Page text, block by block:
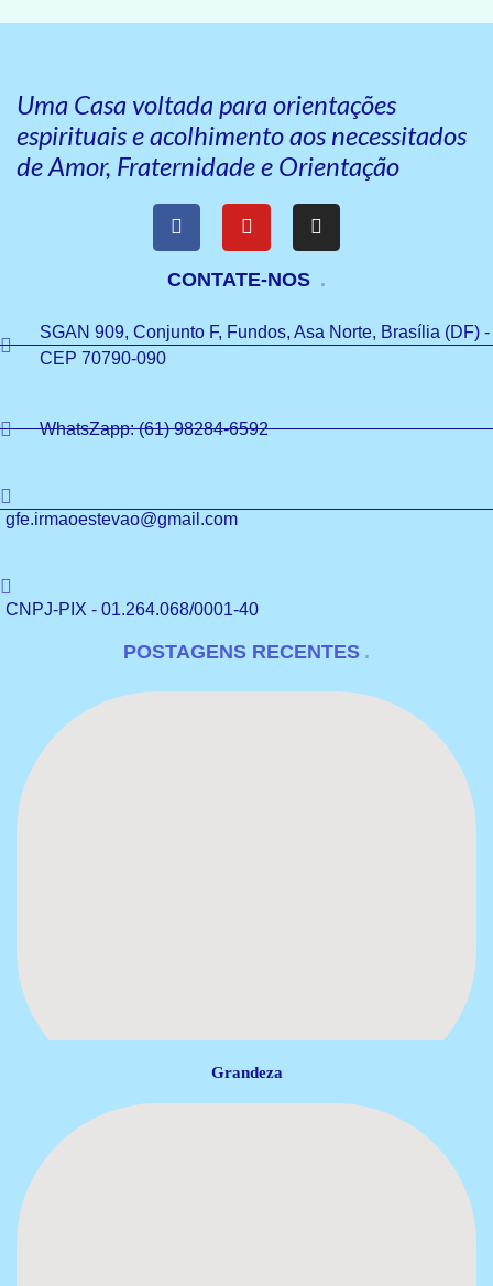
Uma Casa voltada para orientações
espirituais e acolhimento aos necessitados
de Amor, Fraternidade e Orientação
CONTATE-NOS
SGAN 909, Conjunto F, Fundos, Asa Norte, Brasília (DF) -
CEP 70790-090
WhatsZapp: (61) 98284-6592
gfe.irmaoestevao@gmail.com
CNPJ-PIX - 01.264.068/0001-40
POSTAGENS RECENTES
Grandeza